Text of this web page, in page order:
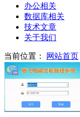
办公相关
数据库相关
技术文章
关于我们
当前位置： 网站首页